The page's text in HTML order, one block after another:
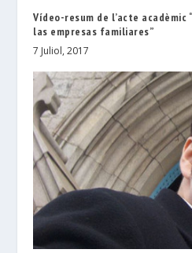
Vídeo-resum de l’acte
las empresas familiares”
7 Juliol, 2017